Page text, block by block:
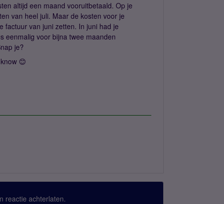
altijd een maand vooruitbetaald. Op je
van heel juli. Maar de kosten voor je
factuur van juni zetten. In juni had je
eenmalig voor bijna twee maanden
je?
😊
reactie achterlaten.